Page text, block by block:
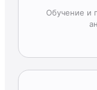
Обучение и